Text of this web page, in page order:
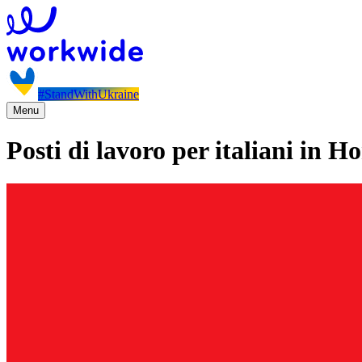
#StandWithUkraine
Menu
Posti di lavoro per italiani in